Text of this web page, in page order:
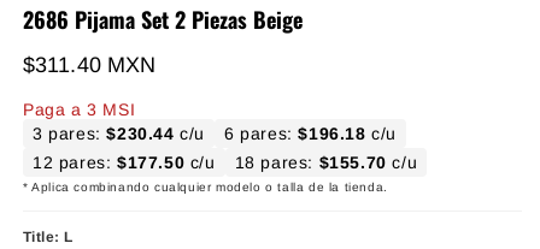
2686 Pijama Set 2 Piezas Beige
Precio habitual
$311.40 MXN
Paga a 3 MSI
3 pares:$230.44 c/u 6 pares:$196.18 c/u
12 pares: $177.50 c/u 18 pares: $155.70 c/u
* Aplica combinando cualquier modelo o talla de la tienda.
Title: L